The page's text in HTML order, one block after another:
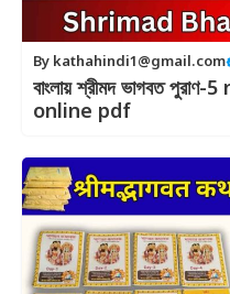
By kathahindi1@gmail.com
বাংলায় শ্রীমদ ভাগবত
online pdf